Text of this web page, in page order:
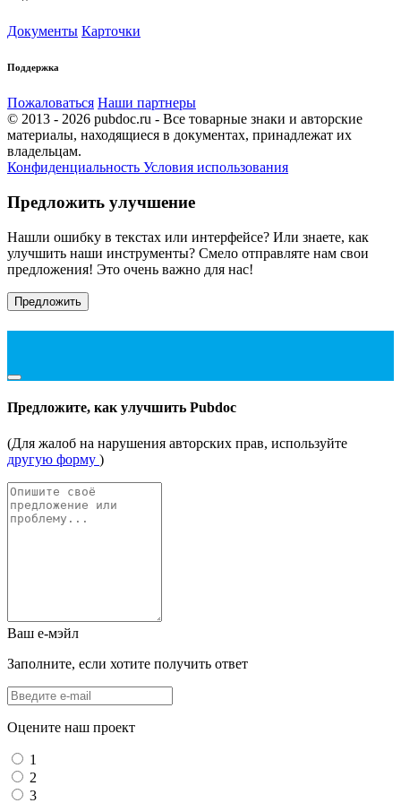
Документы Карточки
Поддержка
Пожаловаться Наши партнеры
© 2013 - 2026 pubdoc.ru - Все товарные знаки и авторские
материалы, находящиеся в документах, принадлежат их
владельцам.
Конфиденциальность Условия использования
Предложить улучшение
Нашли ошибку в текстах или интерфейсе? Или знаете, как
улучшить наши инструменты? Смело отправляте нам свои
предложения! Это очень важно для нас!
Предложить
Предложите, как улучшить Pubdoc
(Для жалоб на нарушения авторских прав, используйте
другую форму )
Ваш е-мэйл
Заполните, если хотите получить ответ
Оцените наш проект
1
2
3